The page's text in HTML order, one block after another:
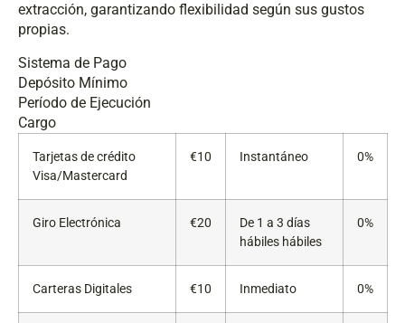
extracción, garantizando flexibilidad según sus gustos
propias.
Sistema de Pago
Depósito Mínimo
Período de Ejecución
Cargo
Tarjetas de crédito
Visa/Mastercard
€10 Instantáneo 0%
Giro Electrónica €20
De 1 a 3 días
hábiles hábiles
0%
Carteras Digitales €10 Inmediato 0%